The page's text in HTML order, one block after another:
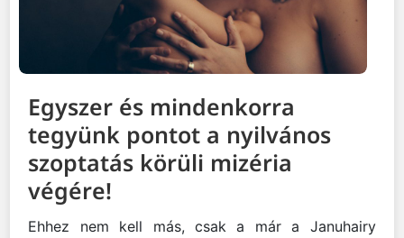
Egyszer és mindenkorra
tegyünk pontot a nyilvános
szoptatás körüli mizéria
végére!
Ehhez nem kell más, csak a már a Januhairy